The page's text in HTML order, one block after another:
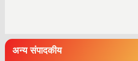
अन्य संपादकीय